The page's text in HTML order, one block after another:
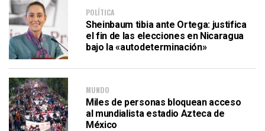
POLÍTICA
Sheinbaum tibia ante Ortega: justifica
el fin de las elecciones en Nicaragua
bajo la «autodeterminación»
MUNDO
Miles de personas bloquean acceso
al mundialista estadio Azteca de
México